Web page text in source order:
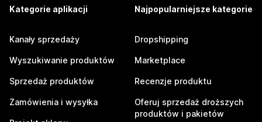
Kategorie aplikacji
Kanały sprzedaży
Wyszukiwanie produktów
Sprzedaż produktów
Zamówienia i wysyłka
Najpopularniejsze kategorie
Dropshipping
Marketplace
Recenzje produktu
Oferuj sprzedaż droższych
produktów i pakietów